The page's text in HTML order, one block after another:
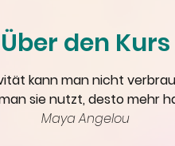
Über den Kurs
kann man nicht
sie nutzt, desto mehr
Maya Angelou